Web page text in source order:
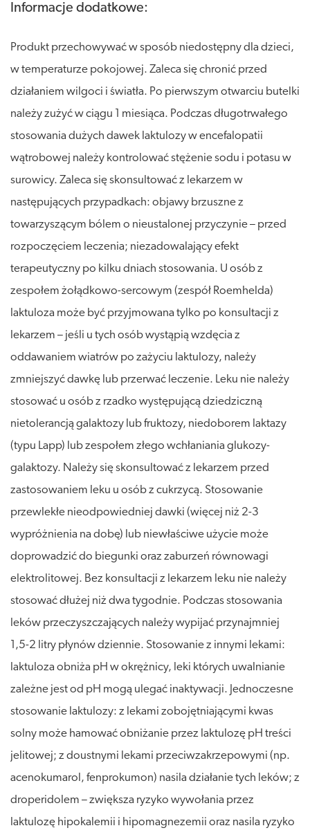
Informacje dodatkowe:
Produkt przechowywać w sposób niedostępny dla dzieci,
w temperaturze pokojowej. Zaleca się chronić przed
działaniem wilgoci i światła. Po pierwszym otwarciu butelki
należy zużyć w ciągu 1 miesiąca. Podczas długotrwałego
stosowania dużych dawek laktulozy w encefalopatii
wątrobowej należy kontrolować stężenie sodu i potasu w
surowicy. Zaleca się skonsultować z lekarzem w
następujących przypadkach: objawy brzuszne z
towarzyszącym bólem o nieustalonej przyczynie – przed
rozpoczęciem leczenia; niezadowalający efekt
terapeutyczny po kilku dniach stosowania. U osób z
zespołem żołądkowo-sercowym (zespół Roemhelda)
laktuloza może być przyjmowana tylko po konsultacji z
lekarzem – jeśli u tych osób wystąpią wzdęcia z
oddawaniem wiatrów po zażyciu laktulozy, należy
zmniejszyć dawkę lub przerwać leczenie. Leku nie należy
stosować u osób z rzadko występującą dziedziczną
nietolerancją galaktozy lub fruktozy, niedoborem laktazy
(typu Lapp) lub zespołem złego wchłaniania glukozy-
galaktozy. Należy się skonsultować z lekarzem przed
zastosowaniem leku u osób z cukrzycą. Stosowanie
przewlekłe nieodpowiedniej dawki (więcej niż 2-3
wypróżnienia na dobę) lub niewłaściwe użycie może
doprowadzić do biegunki oraz zaburzeń równowagi
elektrolitowej. Bez konsultacji z lekarzem leku nie należy
stosować dłużej niż dwa tygodnie. Podczas stosowania
leków przeczyszczających należy wypijać przynajmniej
1,5-2 litry płynów dziennie. Stosowanie z innymi lekami:
laktuloza obniża pH w okrężnicy, leki których uwalnianie
zależne jest od pH mogą ulegać inaktywacji. Jednoczesne
stosowanie laktulozy: z lekami zobojętniającymi kwas
solny może hamować obniżanie przez laktulozę pH treści
jelitowej; z doustnymi lekami przeciwzakrzepowymi (np.
acenokumarol, fenprokumon) nasila działanie tych leków; z
droperidolem – zwiększa ryzyko wywołania przez
laktulozę hipokalemii i hipomagnezemii oraz nasila ryzyko